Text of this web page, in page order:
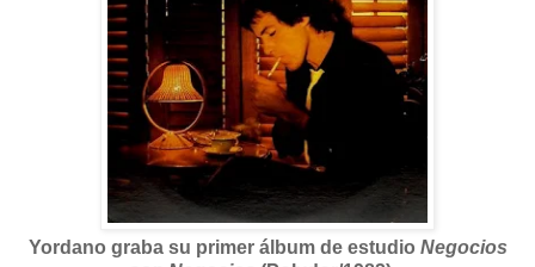
Yordano graba su primer álbum de estudio Negocios